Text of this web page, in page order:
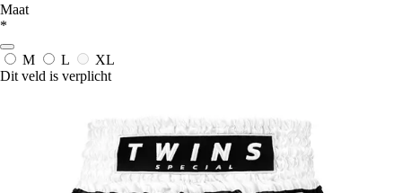
Maat
*
M L
XL
Dit veld is verplicht